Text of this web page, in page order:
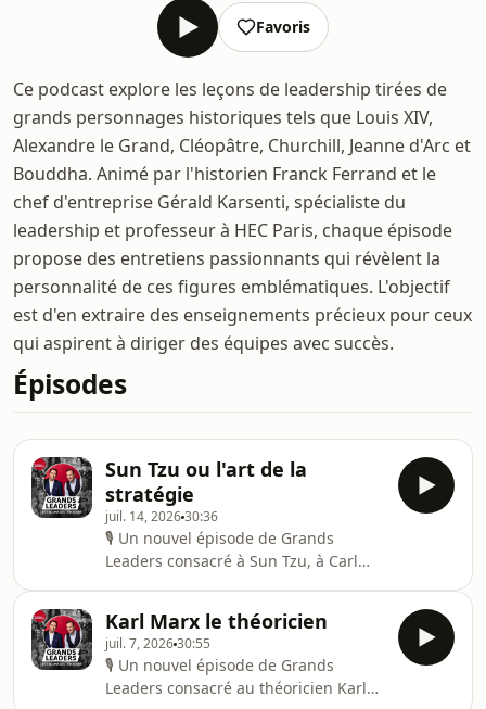
Favoris
Ce podcast explore les leçons de leadership tirées de
grands personnages historiques tels que Louis XIV,
Alexandre le Grand, Cléopâtre, Churchill, Jeanne d'Arc et
Bouddha. Animé par l'historien Franck Ferrand et le
chef d'entreprise Gérald Karsenti, spécialiste du
leadership et professeur à HEC Paris, chaque épisode
propose des entretiens passionnants qui révèlent la
personnalité de ces figures emblématiques. L'objectif
est d'en extraire des enseignements précieux pour ceux
qui aspirent à diriger des équipes avec succès.
Épisodes
Sun Tzu ou l'art de la
stratégie
juil. 14, 202630:36
🎙️ Un nouvel épisode de Grands
Leaders consacré à Sun Tzu, à Carl
incontournables de l'histoire de la
stratégie militaire et politique, Sun
Tzu et Carl von Clausewitz, ont
profondément marqué la pensée
Karl Marx le théoricien
juil. 7, 202630:55
🎙️ Un nouvel épisode de Grands
Leaders consacré au théoricien Karl